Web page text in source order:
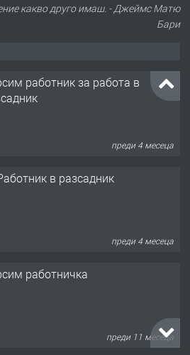
какво друго имаш. - Джеймс Матю
Бари
преди 11 месеца